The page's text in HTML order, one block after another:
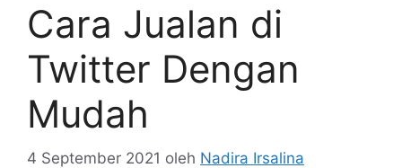
Cara Jualan di
Twitter Dengan
Mudah
4 September 2021 oleh Nadira Irsalina